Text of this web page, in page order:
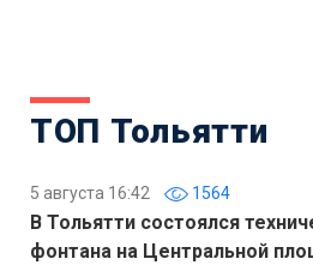
ТОП Тольятти
5 августа 16:42 1564
В Тольятти состоялся
фонтана на Центральной